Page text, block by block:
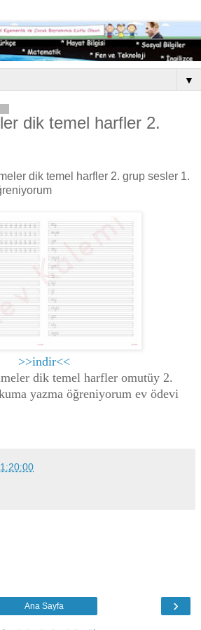
▼
dik temel harfler 2.
dik temel harfler 2. grup sesler 1.
>>indir<<
dik temel harfler omutüy 2.
yazma öğreniyorum ev ödevi
›
Ana Sayfa